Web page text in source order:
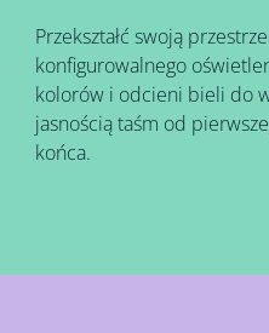
Przekształć swoją
konfigurowalnego
kolorów i odcieni bieli do
jasnością taśm od
końca.